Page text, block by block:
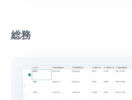
総務